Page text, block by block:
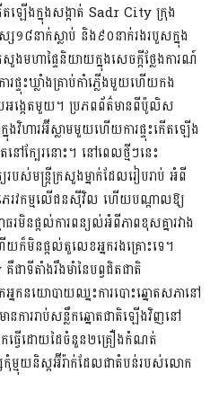
ឡើងក្នុងសង្កាត់ Sadr City ក្រុង
៨នាក់ស្លាប់ និង៩០នាក់រងរបួសក្នុង
ងមហាផ្ទៃនិយាយក្នុងសេចក្តីថ្លែងការណ៍
រផ្ទុះឃ្លាំងគ្រាប់កាំភ្លើងមួយហើយកង
ើបអង្កេតមួយ។ ប្រភពព័ត៌មានពីប៉ូលិស
នុងវិហារអ៊ីស្លាមមួយហើយការផ្ទុះកើតឡើង
ៅក្បែរនោះ។ នៅពេលថ្មីៗនេះ
របស់មន្រ្តីក្រសួងម្នាក់ដែលរៀបរាប់ អំពី
រភេរវកម្មលើជនស៊ីវិល ហើយបណ្តាលឱ្យ
រមិនផ្តល់ការពន្យល់អំពីភាពខុសគ្នារវាង​
យក៏មិនផ្តល់តួលេខអ្នករងគ្រោះទេ។
ទីតាំងរឹងមាំនៃបព្វជិតជាតិ
កនយោបាយ​ឈ្នះការបោះឆ្នោត​សភា​នៅ
ការរាប់សន្លឹកឆ្នោតជាតិឡើងវិញនៅ
កធ្វើដោយដៃចំនួន២គ្រឿងកំណត់
ម្មុយនិស្តអ៊ីរ៉ាក់ដែលជាតំបន់របស់លោក